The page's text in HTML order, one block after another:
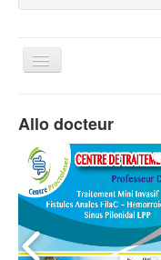
Basculer
Contact
Allo docteur